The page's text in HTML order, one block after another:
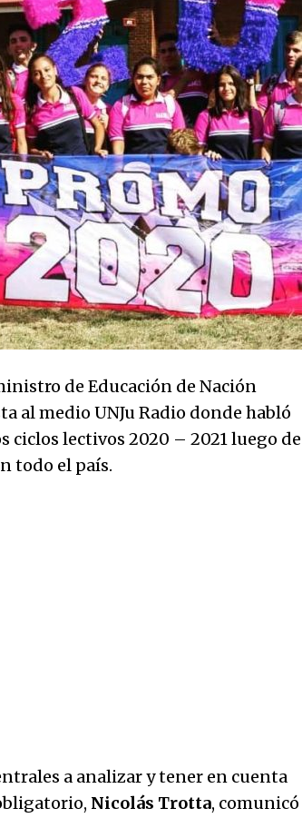
de Educación de Nación
al medio UNJu Radio donde habló
ciclos lectivos 2020 – 2021 luego de
todo el país.
a analizar y tener en cuenta
Nicolás Trotta, comunicó